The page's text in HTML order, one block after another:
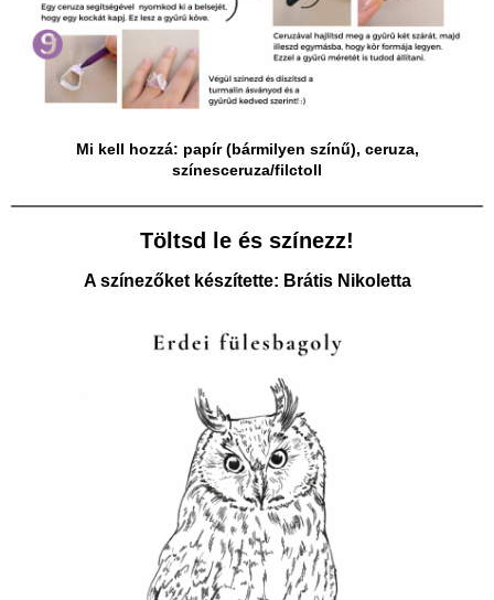
Mi kell hozzá: papír (bármilyen színű), ceruza,
színesceruza/filctoll
Töltsd le és színezz!
A színezőket készítette: Brátis Nikoletta